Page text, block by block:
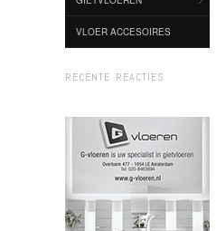
VLOER ACCESOIRES
RECENTE REACTIES